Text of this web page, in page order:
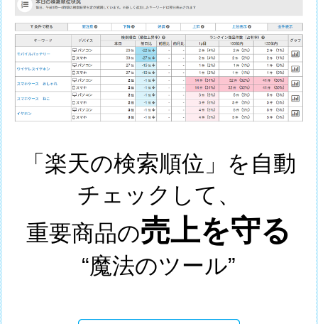
「楽天の検索順位」を自動
チェックして、
重要商品の売上を守る
“魔法のツール”